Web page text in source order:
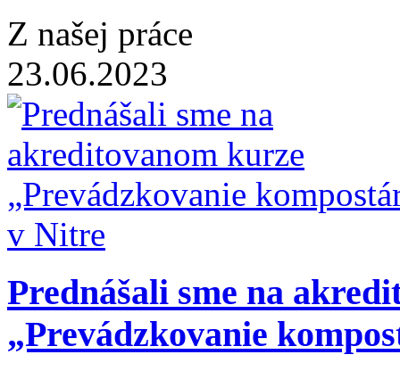
Z našej práce
23.06.2023
Prednášali sme na
„Prevádzkovanie